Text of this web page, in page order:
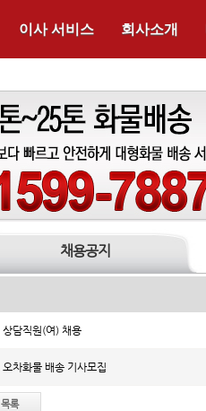
이사 서비스 회사소개
채용공지
상담직원(여) 채용
오차화물 배송 기사모집
목록